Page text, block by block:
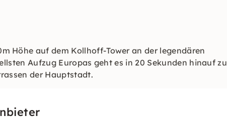
Höhe auf dem Kollhoff-Tower an der legendären
Aufzug Europas geht es in 20 Sekunden hinauf zu
der Hauptstadt.